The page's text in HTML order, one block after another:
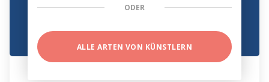
ODER
ALLE ARTEN VON KÜNSTLERN